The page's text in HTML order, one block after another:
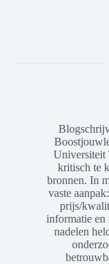
Universiteit
kritisch te
bronnen. In
vaste
prijs/
informatie en
nadelen